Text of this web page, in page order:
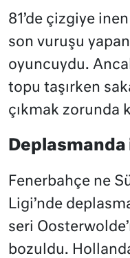
81’de çizgiye
son vuruşu
oyuncuydu.
topu taşırken
çıkmak zorunda
Fenerbahçe ne
Ligi’nde
seri
bozuldu.